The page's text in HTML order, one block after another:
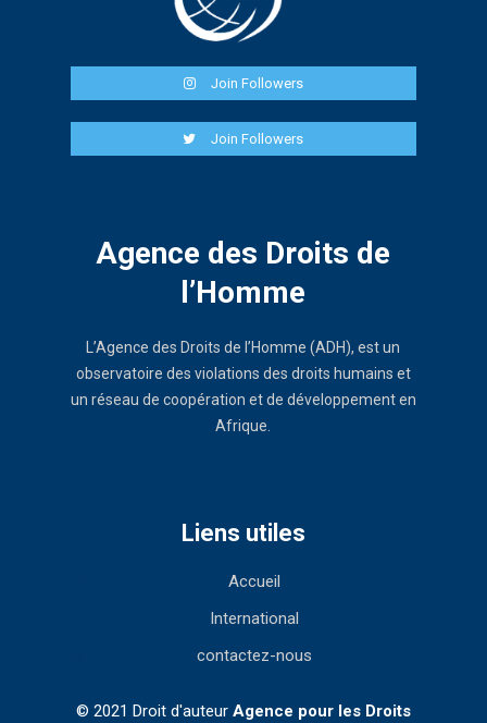
Join Followers
Join Followers
Agence des Droits de
l’Homme
L’Agence des Droits de l’Homme (ADH), est un
observatoire des violations des droits humains et
un réseau de coopération et de développement en
Afrique.
Liens utiles
Accueil
International
contactez-nous
© 2021 Droit d'auteur Agence pour les Droits